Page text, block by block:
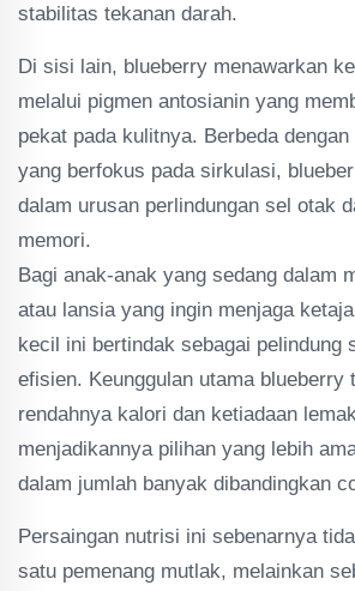
stabilitas tekanan darah.
Di sisi lain, blueberry menawarkan
melalui pigmen antosianin yang
pekat pada kulitnya. Berbeda
yang berfokus pada sirkulasi,
dalam urusan perlindungan sel otak
memori.
Bagi anak-anak yang sedang dalam
atau lansia yang ingin menjaga
kecil ini bertindak sebagai pelindung
efisien. Keunggulan utama blueberry
rendahnya kalori dan ketiadaan
menjadikannya pilihan yang lebih
dalam jumlah banyak dibandingkan
Persaingan nutrisi ini sebenarnya
satu pemenang mutlak, melainkan